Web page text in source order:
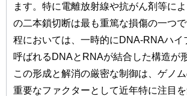
ます。特に電離放射線や抗がん剤等に
の二本鎖切断は最も重篤な損傷の一つ
程においては、一時的にDNA-RNAハイ
呼ばれるDNAとRNAが結合した構造が
この形成と解消の厳密な制御は、ゲノ
重要なファクターとして近年特に注目を